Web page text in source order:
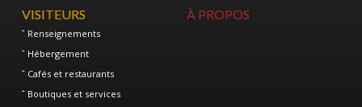
VISITEURS
Renseignements
Hébergement
Cafés et restaurants
Boutiques et services
À PROPOS